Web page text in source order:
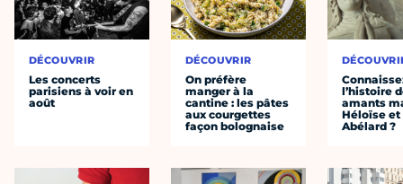
DÉCOUVRIR
Les concerts
parisiens à voir en
août
DÉCOUVRIR
On préfère
manger à la
cantine : les pâtes
aux courgettes
façon bolognaise
l’histoire
amants
Héloïse et
Abélard ?